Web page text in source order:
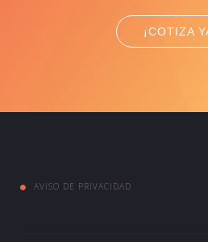
¡COTIZA
AVISO DE PRIVACIDAD